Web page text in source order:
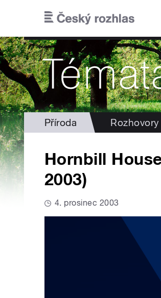
Příroda Rozhovory
Hornbill
2003)
4. prosinec 2003